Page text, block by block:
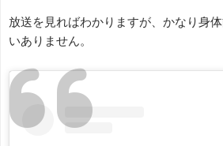
放送を見ればわかりますが、かなり身
いありません。